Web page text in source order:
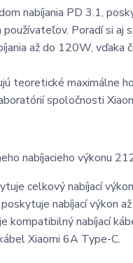
nabíjania PD 3.1,
používateľov. Poradí si
až do 120W,
teoretické maximálne
spoločnosti
nabíjacieho výkonu
celkový nabíjací
poskytuje nabíjací
kompatibilný nabíjací
Xiaomi 6A Type-C.